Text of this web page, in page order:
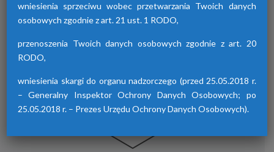
wniesienia sprzeciwu wobec przetwarzania Twoich danych
osobowych zgodnie z art. 21 ust. 1 RODO,
przenoszenia Twoich danych osobowych zgodnie z art. 20
RODO,
wniesienia skargi do organu nadzorczego (przed 25.05.2018 r.
– Generalny Inspektor Ochrony Danych Osobowych; po
25.05.2018 r. – Prezes Urzędu Ochrony Danych Osobowych).